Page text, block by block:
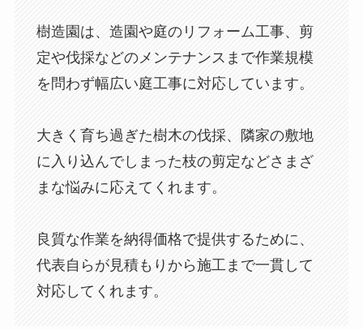
樹造園は、造園や庭のリフォーム工事、剪
定や伐採などのメンテナンスまで作業規模
を問わず幅広い庭工事に対応しています。
大きく育ち過ぎた樹木の伐採、隣家の敷地
に入り込んでしまった枝の剪定などさまざ
まな悩みに応えてくれます。
良質な作業を納得価格で提供するために、
代表自らが見積もりから施工まで一貫して
対応してくれます。